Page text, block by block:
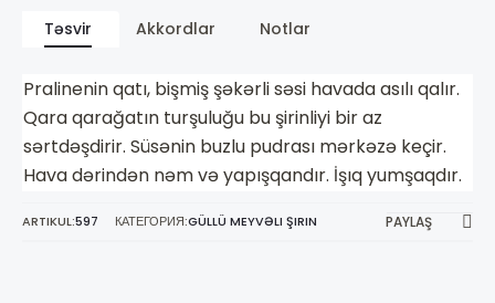
Lancôme
Vie
Est
Belle
Təsvir Akkordlar Notlar
Pralinenin qatı, bişmiş şəkərli səsi havada asılı qalır.
Qara qarağatın turşuluğu bu şirinliyi bir az
sərtdəşdirir. Süsənin buzlu pudrası mərkəzə keçir.
Hava dərindən nəm və yapışqandır. İşıq yumşaqdır.
ARTIKUL:597 КАТЕГОРИЯ:GÜLLÜ MEYVƏLI ŞIRIN PAYLAŞ